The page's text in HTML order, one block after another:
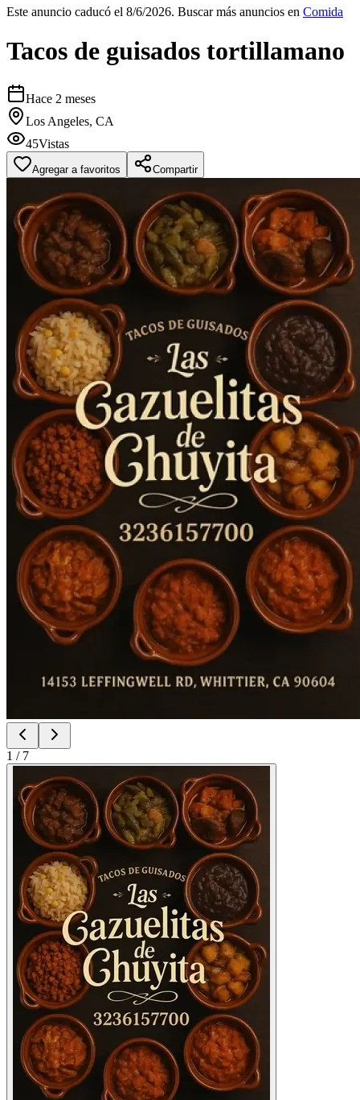
Este anuncio caducó el 8/6/2026. Buscar más anuncios en Comida
Tacos de guisados tortillamano
Hace 2 meses
Los Angeles, CA
45Vistas
Agregar a favoritos Compartir
1 / 7